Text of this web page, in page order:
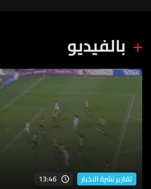
بالفيديو
تقارير نشرة الاخبار 13:46